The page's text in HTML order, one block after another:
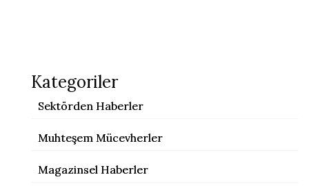
Kategoriler
Sektörden Haberler
Muhteşem Mücevherler
Magazinsel Haberler